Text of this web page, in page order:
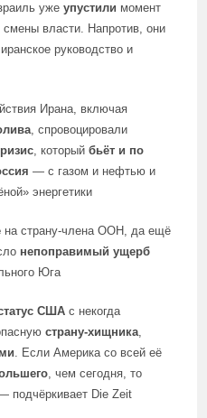
ужеупустили момент
смены власти. Напротив, они
руководство и
Ирана, включая
, спровоцировали
, которыйбьёт и по
— с газом и нефтью и
энергетики
на страну-члена ООН, да ещё
непоправимый ущерб
Юга
США с некогда
страну-хищника,
. Если Америка со всей её
, чем сегодня, то
подчёркивает Die Zeit